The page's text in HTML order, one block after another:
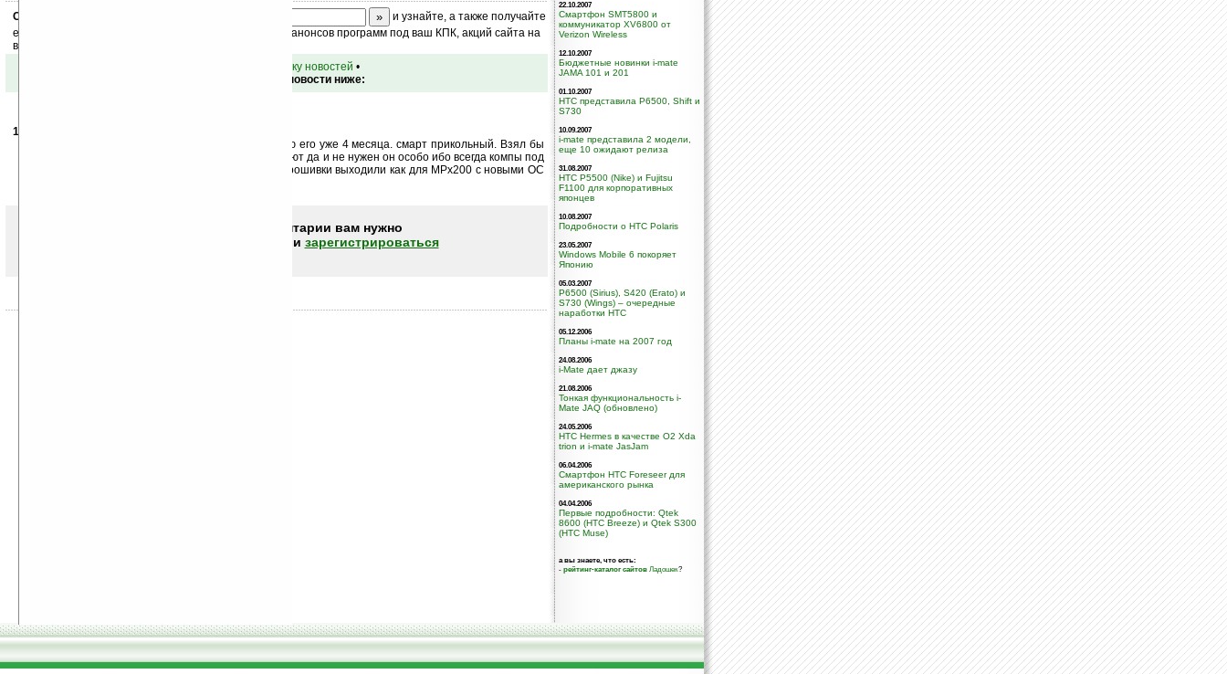
Скоро
и узнайте, а также получайте
ежедневный или еженедельный дайджест новостей, анонсов программ под ваш КПК, акций сайта на
ваш почтовый ящик.
вернуться к списку новостей •
Обсуждение этой новости ниже:
19.02.2007
Вот прошел год с момента выхода статьи и я юзаю его уже 4 месяца. смарт прикольный. Взял бы
комуникатор да вот только размеры их не устраивают да и не нужен он особо ибо всегда компы под
рукой. короче прикольная тема вот если бы еще прошивки выходили как для MPx200 с новыми ОС
Чтобы писать комментарии вам нужно
или зарегистрироваться
22.10.2007
Смартфон SMT5800 и
коммуникатор XV6800 от
Verizon Wireless
12.10.2007
Бюджетные новинки i-mate
JAMA 101 и 201
01.10.2007
HTC представила P6500, Shift и
S730
10.09.2007
i-mate представила 2 модели,
еще 10 ожидают релиза
31.08.2007
HTC P5500 (Nike) и Fujitsu
F1100 для корпоративных
японцев
10.08.2007
Подробности о HTC Polaris
23.05.2007
Windows Mobile 6 покоряет
Японию
05.03.2007
P6500 (Sirius), S420 (Erato) и
S730 (Wings) – очередные
наработки HTC
05.12.2006
Планы i-mate на 2007 год
24.08.2006
i-Mate дает джазу
21.08.2006
Тонкая функциональность i-
Mate JAQ (обновлено)
24.05.2006
HTC Hermes в качестве O2 Xda
trion и i-mate JasJam
06.04.2006
Смартфон HTC Foreseer для
американского рынка
04.04.2006
Первые подробности: Qtek
8600 (HTC Breeze) и Qtek S300
(HTC Muse)
а вы знаете, что есть:
- рейтинг-каталог сайтов Ладошек?